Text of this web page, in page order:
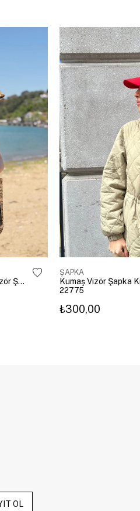
Leopar Kenarlı Üstü Açık Hasır Vizör Şapka Kahve
ŞAPKA
Kumaş Vizör Şapka
22775
₺300,00
OL